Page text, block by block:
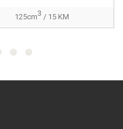
125cm3 / 15 KM